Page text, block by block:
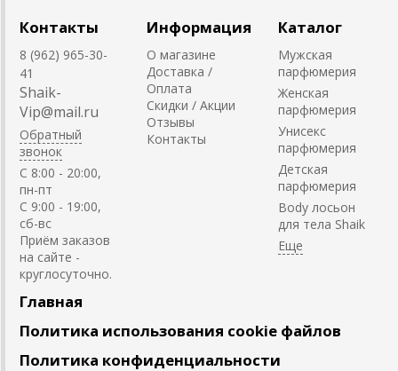
Контакты
8 (962) 965-30-
41
Shaik-
Vip@mail.ru
Обратный
звонок
C 8:00 - 20:00,
пн-пт
С 9:00 - 19:00,
сб-вс
Приём заказов
на сайте -
круглосуточно.
Информация
О магазине
Доставка /
Оплата
Скидки / Акции
Отзывы
Контакты
Каталог
Мужская
парфюмерия
Женская
парфюмерия
Унисекс
парфюмерия
Детская
парфюмерия
Body лосьон
для тела Shaik
Главная
Политика использования cookie файлов
Политика конфиденциальности